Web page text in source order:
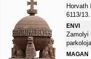
Horvath
6113/13.
ENVI
Zamolyi
MAGAN